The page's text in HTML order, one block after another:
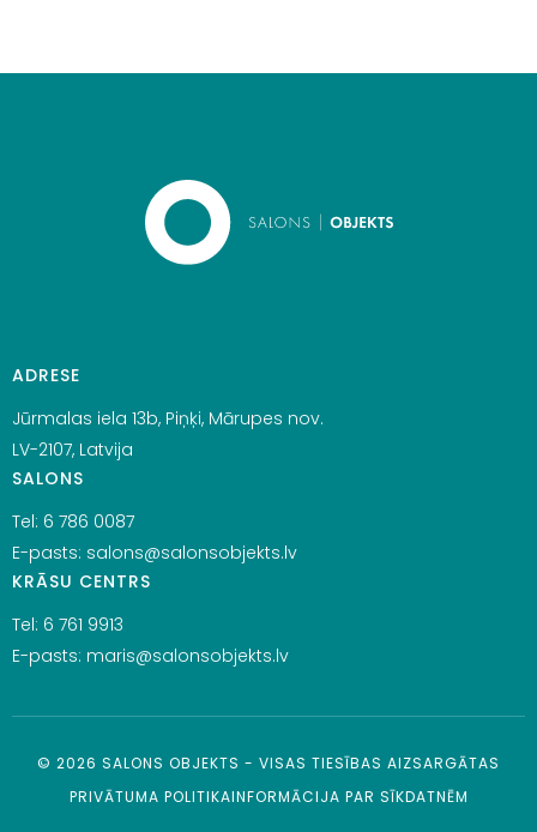
ADRESE
Jūrmalas iela 13b, Piņķi, Mārupes nov.
LV-2107, Latvija
SALONS
Tel: 6 786 0087
E-pasts: salons@salonsobjekts.lv
KRĀSU CENTRS
Tel: 6 761 9913
E-pasts: maris@salonsobjekts.lv
© 2026 SALONS OBJEKTS - VISAS TIESĪBAS AIZSARGĀTAS
PRIVĀTUMA POLITIKAINFORMĀCIJA PAR SĪKDATNĒM